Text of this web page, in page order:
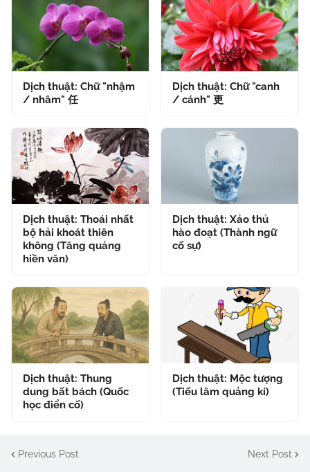
Dịch thuật: Chữ "nhậm
/ nhâm" 任
Dịch thuật: Chữ "canh
/ cánh" 更
Dịch thuật: Thoái nhất
bộ hải khoát thiên
không (Tăng quảng
hiền văn)
Dịch thuật: Xảo thủ
hào đoạt (Thành ngữ
cố sự)
Dịch thuật: Thung
dung bất bách (Quốc
học điển cố)
Dịch thuật: Mộc tượng
(Tiếu lâm quảng kí)
Previous Post Next Post